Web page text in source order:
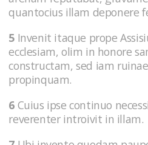
quantocius illam deponere
5 Invenit itaque prope
ecclesiam, olim in honore
constructam, sed iam
propinquam.
6 Cuius ipse continuo
reverenter introivit in illam.